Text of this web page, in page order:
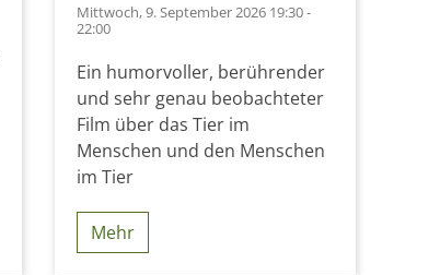
Mittwoch, 9. September 2026 19:30 -
22:00
Ein humorvoller, berührender
und sehr genau beobachteter
Film über das Tier im
Menschen und den Menschen
im Tier
Mehr